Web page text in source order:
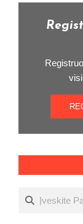
Ieškoti